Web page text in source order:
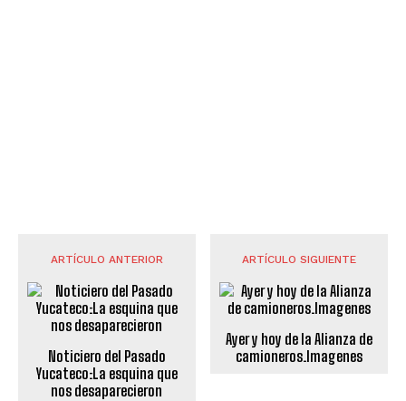
ARTÍCULO ANTERIOR
Noticiero del Pasado
Yucateco:La esquina que
nos desaparecieron
ARTÍCULO SIGUIENTE
Ayer y hoy de la Alianza de
camioneros.Imagenes